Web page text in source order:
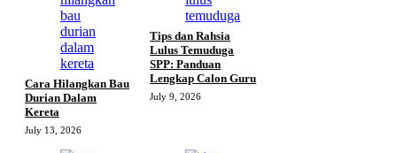
Cara Hilangkan Bau
Durian Dalam
Kereta
July 13, 2026
Tips dan Rahsia
Lulus Temuduga
SPP: Panduan
Lengkap Calon Guru
July 9, 2026